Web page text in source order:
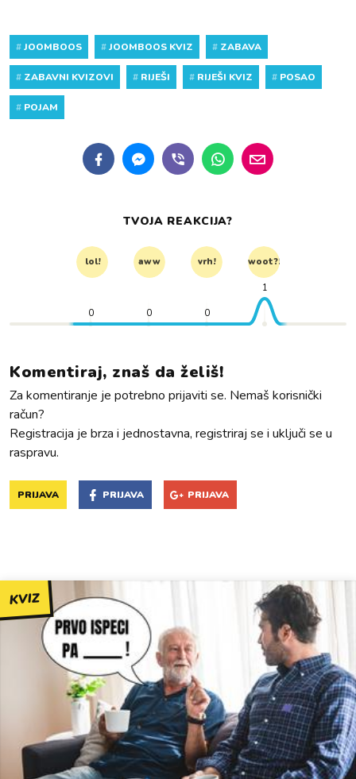
#JOOMBOOS #JOOMBOOS KVIZ # ZABAVA
# ZABAVNI KVIZOVI # RIJEŠI # RIJEŠI KVIZ # POSAO
# POJAM
TVOJA REAKCIJA?
lol! aww vrh! woot?!
0 0 0
1
Komentiraj, znaš da želiš!
Za komentiranje je potrebno prijaviti se. Nemaš korisnički
račun?
Registracija je brza i jednostavna, registriraj se i uključi se u
raspravu.
PRIJAVA PRIJAVA PRIJAVA
KVIZ